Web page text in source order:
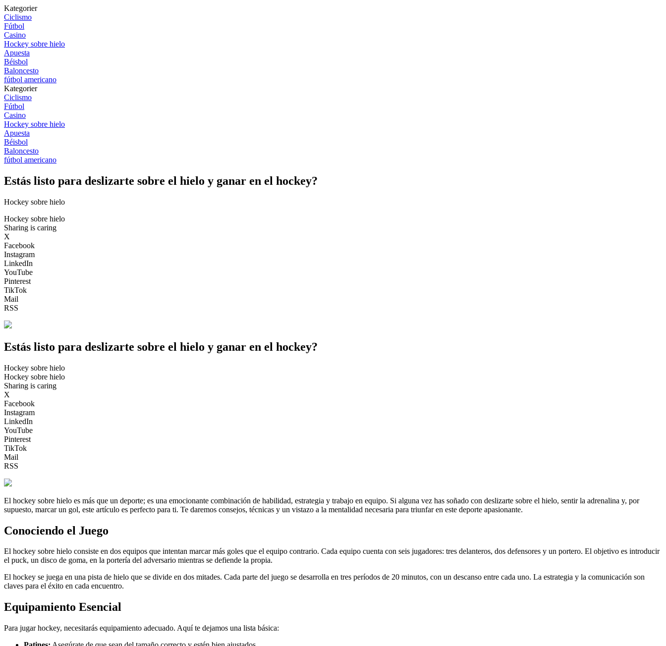
Kategorier
Ciclismo
Fútbol
Casino
Hockey sobre hielo
Apuesta
Béisbol
Baloncesto
fútbol americano
Kategorier
Ciclismo
Fútbol
Casino
Hockey sobre hielo
Apuesta
Béisbol
Baloncesto
fútbol americano
Estás listo para deslizarte sobre el hielo y ganar en el hockey?
Hockey sobre hielo
Hockey sobre hielo
Sharing is caring
X
Facebook
Instagram
LinkedIn
YouTube
Pinterest
TikTok
Mail
RSS
Estás listo para deslizarte sobre el hielo y ganar en el hockey?
Hockey sobre hielo
Hockey sobre hielo
Sharing is caring
X
Facebook
Instagram
LinkedIn
YouTube
Pinterest
TikTok
Mail
RSS
El hockey sobre hielo es más que un deporte; es una emocionante combinación de habilidad, estrategia y trabajo en equipo. Si alguna vez has soñado con deslizarte sobre el hielo, sentir la adrenalina y, por
supuesto, marcar un gol, este artículo es perfecto para ti. Te daremos consejos, técnicas y un vistazo a la mentalidad necesaria para triunfar en este deporte apasionante.
Conociendo el Juego
El hockey sobre hielo consiste en dos equipos que intentan marcar más goles que el equipo contrario. Cada equipo cuenta con seis jugadores: tres delanteros, dos defensores y un portero. El objetivo es introducir
el puck, un disco de goma, en la portería del adversario mientras se defiende la propia.
El hockey se juega en una pista de hielo que se divide en dos mitades. Cada parte del juego se desarrolla en tres períodos de 20 minutos, con un descanso entre cada uno. La estrategia y la comunicación son
claves para el éxito en cada encuentro.
Equipamiento Esencial
Para jugar hockey, necesitarás equipamiento adecuado. Aquí te dejamos una lista básica: